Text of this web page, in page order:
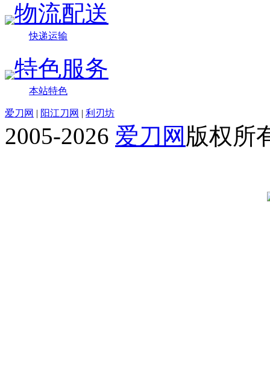
物流配送
快递运输
特色服务
本站特色
爱刀网 | 阳江刀网 | 利刃坊
2005-2026 爱刀网 版权所